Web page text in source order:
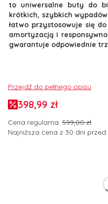
to uniwersalne buty do
krótkich, szybkich
łatwo przystosowuje się
amortyzacją i
gwarantuje odpowiednie
Przejdź do pełnego opisu
398,99 zł
Cena regularna: 599,00 zł
Najniższa cena z 30 dni przed